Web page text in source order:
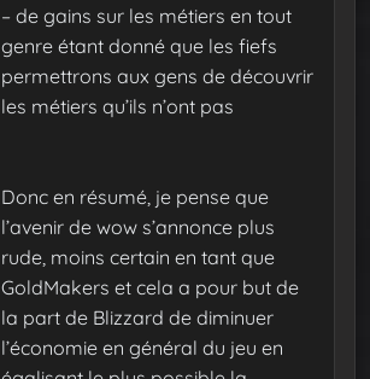
– de gains sur les métiers en tout
genre étant donné que les fiefs
permettrons aux gens de découvrir
les métiers qu’ils n’ont pas
Donc en résumé, je pense que
l’avenir de wow s’annonce plus
rude, moins certain en tant que
GoldMakers et cela a pour but de
la part de Blizzard de diminuer
l’économie en général du jeu en